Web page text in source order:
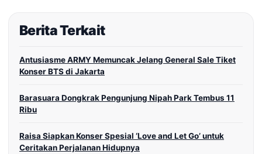
Berita Terkait
Antusiasme ARMY Memuncak Jelang General Sale Tiket
Konser BTS di Jakarta
Barasuara Dongkrak Pengunjung Nipah Park Tembus 11
Ribu
Raisa Siapkan Konser Spesial ‘Love and Let Go’ untuk
Ceritakan Perjalanan Hidupnya